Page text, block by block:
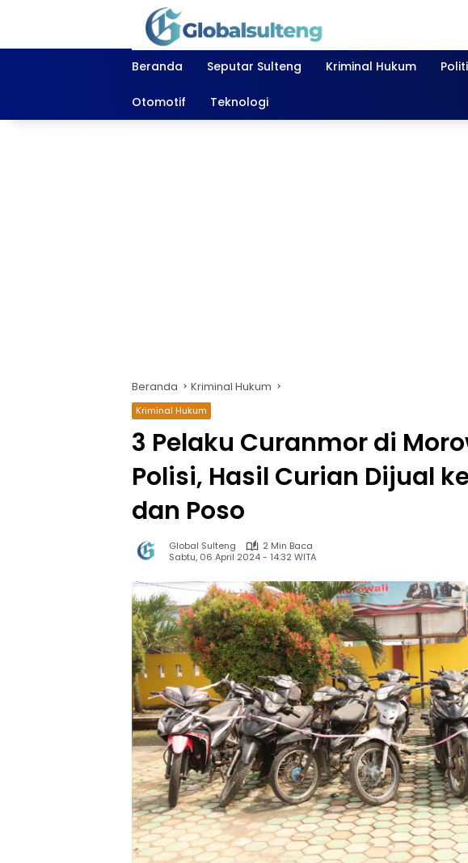
Beranda Seputar Sulteng Kriminal Hukum
Otomotif Teknologi
Beranda Kriminal Hukum
Kriminal Hukum
3 Pelaku Curanmor di
Polisi, Hasil Curian Dijual
dan Poso
Global Sulteng
2 Min Baca
Sabtu, 06 April 2024 - 14:32 WITA